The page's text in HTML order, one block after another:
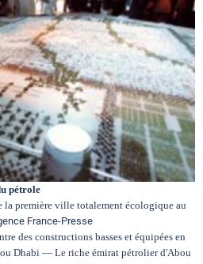
pétrole
première ville totalement écologique au
France-Presse
des constructions basses et équipées en
Dhabi — Le riche émirat pétrolier d'Abou